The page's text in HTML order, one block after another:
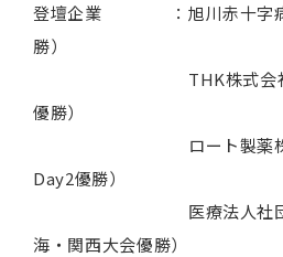
登壇企業 ：旭川赤十字病
勝）
THK株式会社（東
優勝）
ロート製薬株式会
Day2優勝）
医療法人社団たい
海・関西大会優勝）